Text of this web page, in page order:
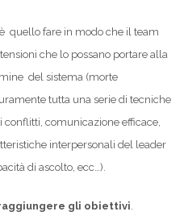
quello fare in modo che il team
che lo possano portare alla
del sistema (morte
tutta una serie di tecniche
comunicazione efficace,
interpersonali del leader
di ascolto, ecc…).
gli obiettivi.